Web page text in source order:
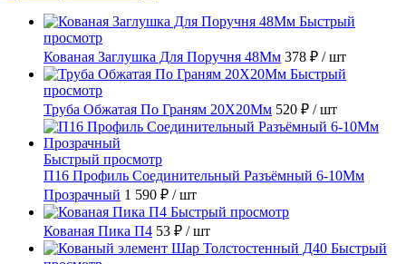
Быстрый
просмотр
Кованая Заглушка Для Поручня 48Мм 378 ₽ / шт
Быстрый
просмотр
Труба Обжатая По Граням 20X20Мм 520 ₽ / шт
Быстрый просмотр
П16 Профиль Соединительный Разъёмный 6-10Мм
Прозрачный 1 590 ₽ / шт
Быстрый просмотр
Кованая Пика П4 53 ₽ / шт
Быстрый